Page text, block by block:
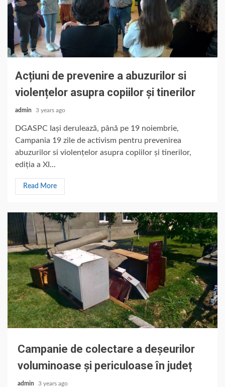
Acțiuni de prevenire a abuzurilor si
violențelor asupra copiilor și tinerilor
admin 3 years ago
DGASPC Iași derulează, până pe 19 noiembrie,
Campania 19 zile de activism pentru prevenirea
abuzurilor si violențelor asupra copiilor și tinerilor,
ediția a XI...
Read More
Campanie de colectare a deșeurilor
voluminoase și periculoase în județ
admin 3 years ago